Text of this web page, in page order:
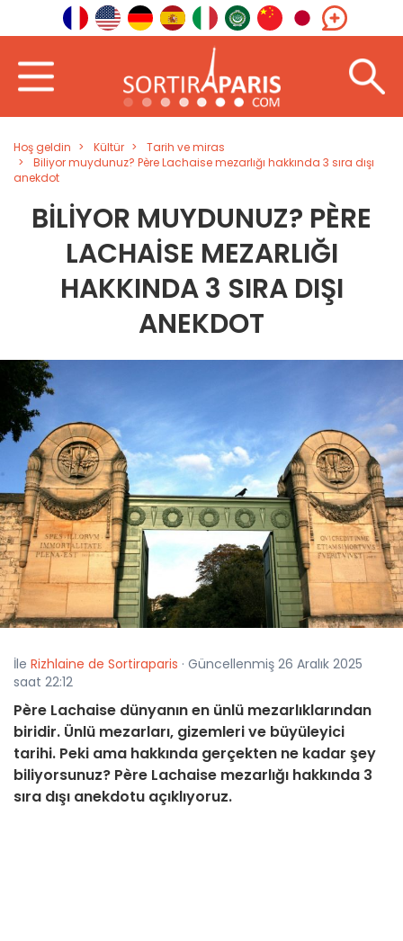
Hoş geldin Kültür
Tarih ve miras
Biliyor muydunuz? Père Lachaise mezarlığı hakkında 3 sıra dışı
anekdot
BILIYOR MUYDUNUZ? PÈRE
LACHAISE MEZARLIĞI
HAKKINDA 3 SIRA DIŞI
ANEKDOT
İle Rizhlaine de Sortiraparis · Güncellenmiş 26 Aralık 2025
saat 22:12
Père Lachaise dünyanın en ünlü mezarlıklarından
biridir. Ünlü mezarları, gizemleri ve büyüleyici
tarihi. Peki ama hakkında gerçekten ne kadar şey
biliyorsunuz? Père Lachaise mezarlığı hakkında 3
sıra dışı anekdotu açıklıyoruz.